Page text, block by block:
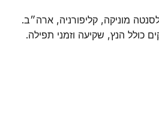
סנטה מוניקה, קליפורניה, ארה״ב.
כולל הנץ, שקיעה וזמני תפילה.